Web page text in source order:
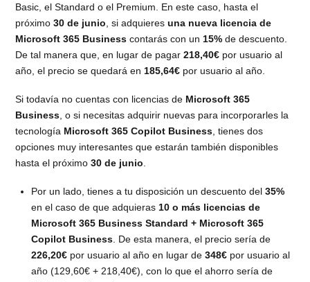
Basic, el Standard o el Premium. En este caso, hasta el
próximo30 de junio , si adquieresuna nueva licencia de
Microsoft 365 Business contarás con un 15% de descuento.
De tal manera que, en lugar de pagar218,40€ por usuario al
año, el precio se quedará en 185,64€ por usuario al año.
Si todavía no cuentas con licencias de Microsoft 365
Business , o si necesitas adquirir nuevas para incorporarles la
tecnología Microsoft 365 Copilot Business , tienes dos
opciones muy interesantes que estarán también disponibles
hasta el próximo30 de junio
Por un lado, tienes a tu disposición un descuento del 35%
en el caso de que adquieras 10 o más licencias de
Microsoft 365 Business Standard + Microsoft 365
Copilot Business. De esta manera, el precio sería de
226,20€por usuario al año en lugar de 348€por usuario al
año (129,60€ + 218,40€), con lo que el ahorro sería de